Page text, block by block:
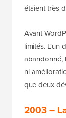
étaient très
Avant
limités. L'un
abandonné,
ni
que deux
2003 –